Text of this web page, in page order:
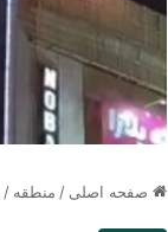
صفحه اصلی / منطقه /